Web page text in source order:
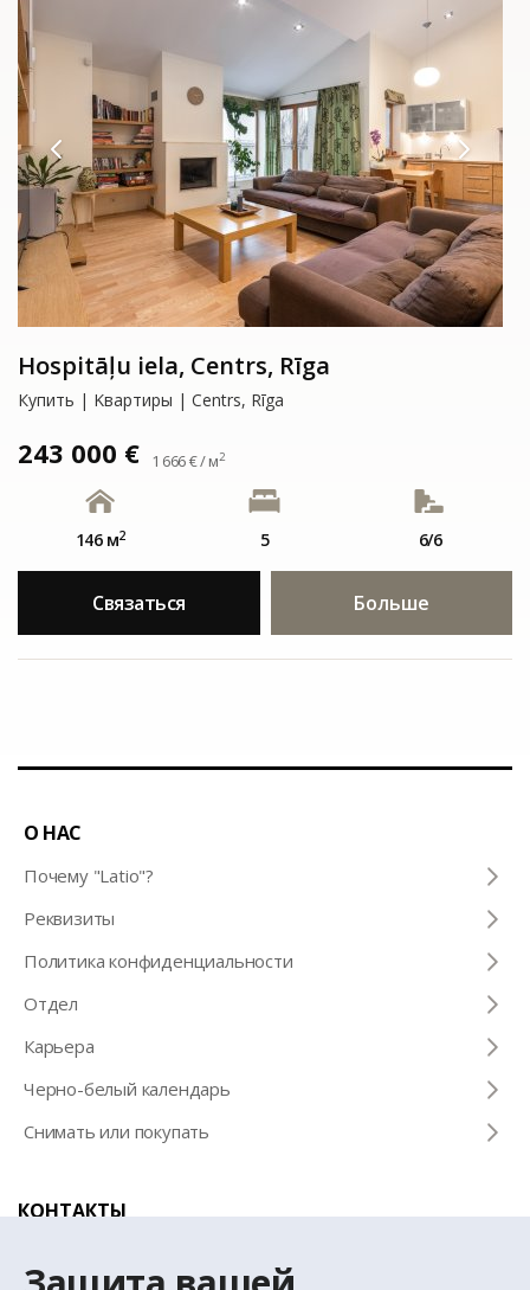
Hospitāļu iela, Centrs, Rīga
Купить | Kвартиры | Centrs, Rīga
243 000 € 1 666 € / м2
146 м2 5 6/6
Связаться Больше
О НАС
Почему "Latio"?
Pеквизиты
Политика конфиденциальности
Отдел
Карьера
Черно-белый календарь
Снимать или покупать
КОНТАКТЫ